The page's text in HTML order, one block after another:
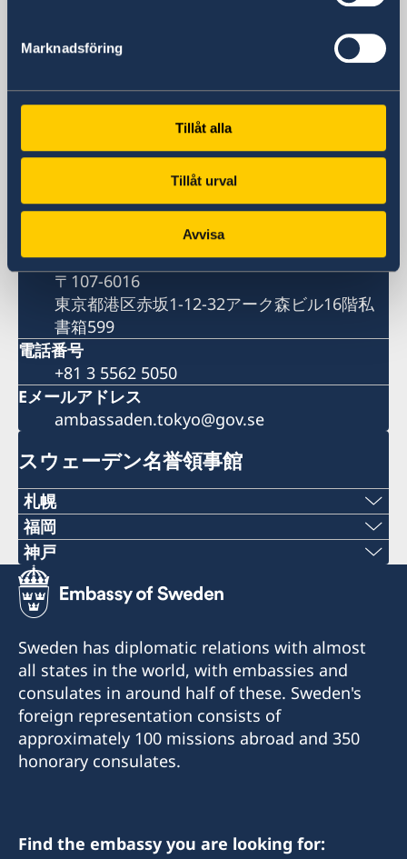
Marknadsföring
Tillåt alla
Tillåt urval
Avvisa
東京都港区赤坂1-12-32アーク森ビル16階
郵便物送付先
(郵便物送付先はこちらまで)
スウェーデン大使館
〒107-6016
東京都港区赤坂1-12-32アーク森ビル16階私
書箱599
電話番号
+81 3 5562 5050
Eメールアドレス
ambassaden.tokyo@gov.se
スウェーデン名誉領事館
札幌
〒060-0807 札幌市北区北7条西1丁目2-6 NCO
札幌14階 デラバル株式会社内
名誉領事館への訪問の際は、事前にEメールでの予
予約用Eメール：
sweden-sapporo@delaval.com
電話受付時間：
平日（日本の祝日を除く） 10:00～12:00
電話 011-738-2319
名誉領事館ではビザに関するお問合せ、書類請
福岡
Phone numbers
+81 92 942 0511
+81 92 942 3761
〒811-3134福岡県古賀市青柳3108-3
当面の間、名誉領事館への訪問の際は事前にEメー
ルでの予約が必要です。
電話受付時間：
神戸
Phone numbers
+81 78 351 7695
Fax numbers
+81 78 351 0880
〒650-0023 神戸市中央区栄町通4‐2‐18
当面の間、名誉領事館への訪問の際は事前にEメー
shinden-ayana@kinkikogyo.co.jp
Sweden has diplomatic relations with almost
all states in the world, with embassies and
consulates in around half of these. Sweden's
foreign representation consists of
approximately 100 missions abroad and 350
honorary consulates.
Find the embassy you are looking for: